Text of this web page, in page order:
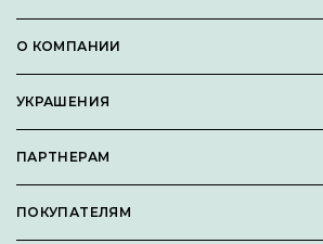
О КОМПАНИИ
Вакансии
УКРАШЕНИЯ
Кольца
ПАРТНЕРАМ
Личный кабинет партнера
ПОКУПАТЕЛЯМ